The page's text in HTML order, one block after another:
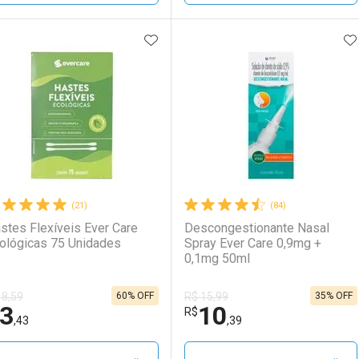
FECHAR
Ativar Desconto
FECHAR
Menos Laboratório
Ativar Desconto
Por Menos
(21)
Flexíveis Ever Care
75 Unidades
3,43
60% OFF
ADICIONAR AOS FAVORITOS
(84)
Descongestionante Nasal
Spray Ever Care 0,9mg +
0,1mg 50ml
R$ 15,99
R$10,39
35% OFF